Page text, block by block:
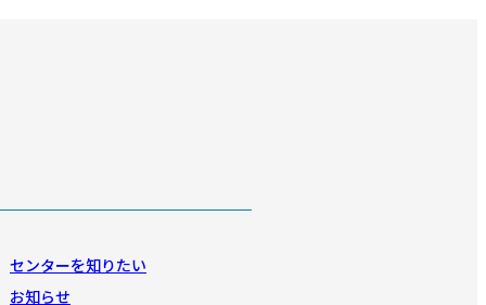
センターを知りたい
お知らせ